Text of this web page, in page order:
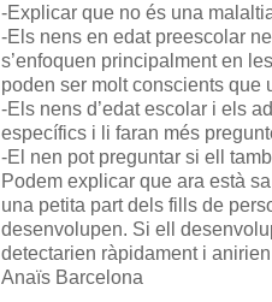
-Explicar que no és una
-Els nens en edat preescolar
s’enfoquen principalment en
poden ser molt conscients que
-Els nens d’edat escolar i els
específics i li faran més
-El nen pot preguntar si ell
Podem explicar que ara està
una petita part dels fills de
desenvolupen. Si ell
detectarien ràpidament i
Anaïs Barcelona